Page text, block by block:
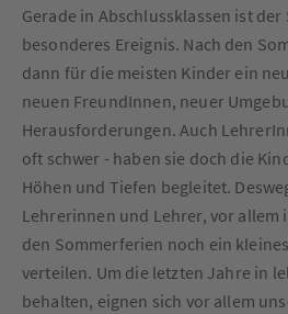
Gerade in Abschlussklassen ist
besonderes Ereignis. Nach den
dann für die meisten Kinder ein
neuen FreundInnen, neuer
Herausforderungen. Auch
oft schwer - haben sie doch die
Höhen und Tiefen begleitet.
Lehrerinnen und Lehrer, vor allem
den Sommerferien noch ein
verteilen. Um die letzten Jahre in
behalten, eignen sich vor allem